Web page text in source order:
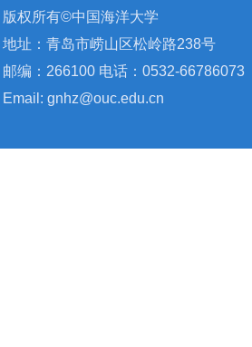
版权所有©中国海洋大学
地址：青岛市崂山区松岭路238号
邮编：266100 电话：0532-66786073
Email: gnhz@ouc.edu.cn